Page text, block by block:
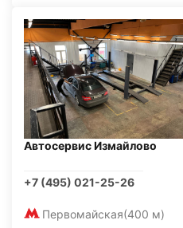
Автосервис Измайлово
+7 (495) 021-25-26
Первомайская(400 м)